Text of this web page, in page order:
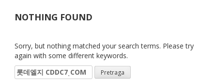
NOTHING FOUND
Sorry, but nothing matched your search terms. Please try
again with some different keywords.
Pretraga: